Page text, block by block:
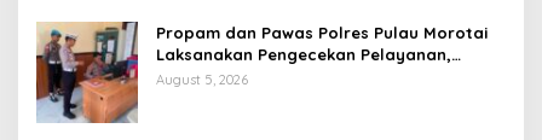
Propam dan Pawas Polres Pulau Morotai
Laksanakan Pengecekan Pelayanan,
Pastikan Masyarakat Mendapat
August 5, 2026